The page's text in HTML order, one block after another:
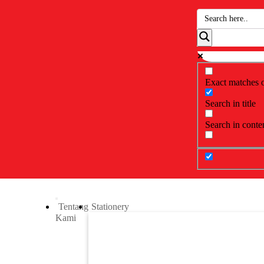
Exact matches
Search in title
Search in
Tentang
Kami
Stationery